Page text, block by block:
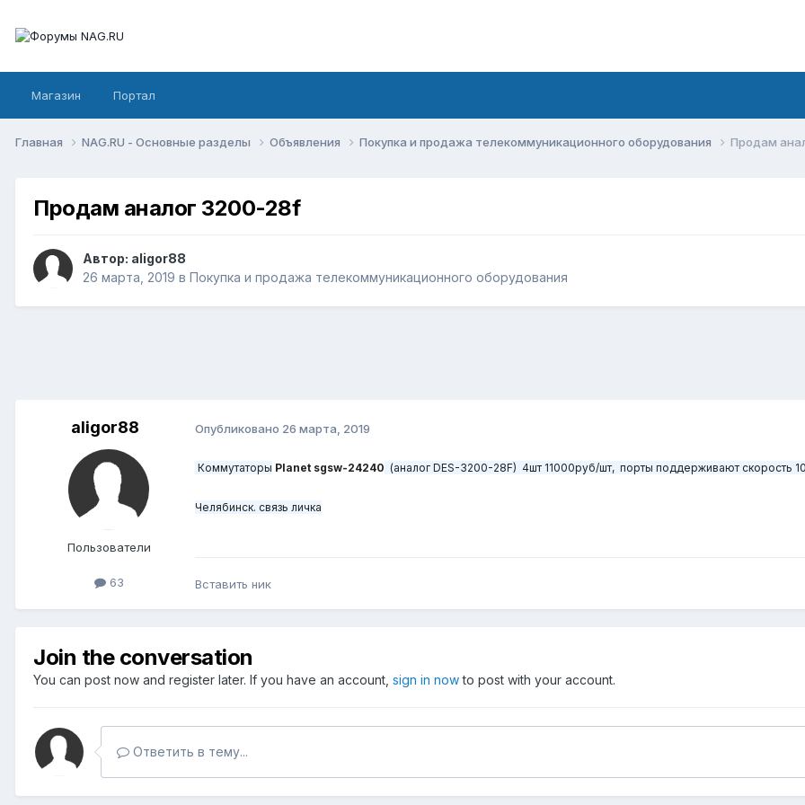
Магазин Портал
Главная NAG.RU - Основные разделы Объявления Покупка и продажа телекоммуникационного оборудования Продам
Продам аналог 3200-28f
Автор: aligor88
26 марта, 2019 в Покупка и продажа телекоммуникационного оборудования
aligor88
Пользователи
63
Опубликовано 26 марта, 2019
Коммутаторы Planet sgsw-24240 (аналог DES-3200-28F) 4шт 11000руб/шт, порты поддерживают скорость
Челябинск. связь личка
Вставить ник
Join the conversation
You can post now and register later. If you have an account, sign in nowto post with your account.
Ответить в тему...